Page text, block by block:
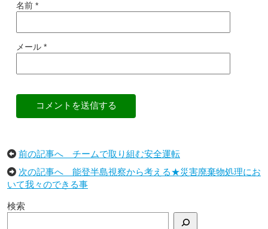
名前 *
メール *
コメントを送信する
前の記事へ チームで取り組む安全運転
次の記事へ 能登半島視察から考える★災害廃棄物処理にお
いて我々のできる事
検索